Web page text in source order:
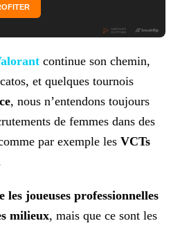
continue son chemin,
et quelques tournois
, nous n’entendons toujours
de femmes dans des
par exemple les VCTs
les joueuses professionnelles
milieux, mais que ce sont les